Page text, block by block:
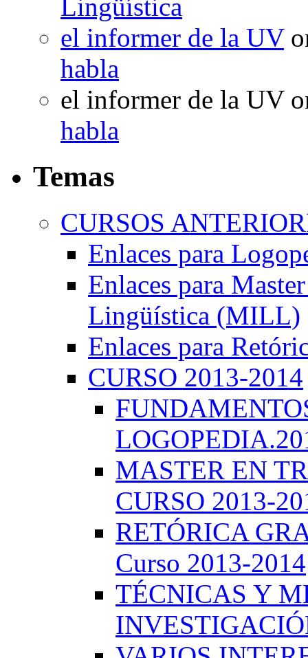
Lingüística
el informer de la UV
habla
el informer de la UV
habla
Temas
CURSOS
Enlaces para
Enlaces para
Lingüística (MILL)
Enlaces para
CURSO 2013-2014
MASTER EN
CURSO 2013-
RETÓRICA
Curso 2013-2014
TÉCNICAS Y